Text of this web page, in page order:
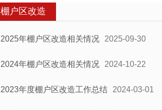
棚户区改造
2025年棚户区改造相关情况 2025-09-30
2024年棚户区改造相关情况 2024-10-22
2023年度棚户区改造工作总结 2024-03-01